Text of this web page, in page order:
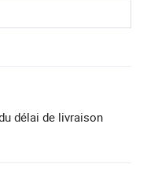
délai de livraison